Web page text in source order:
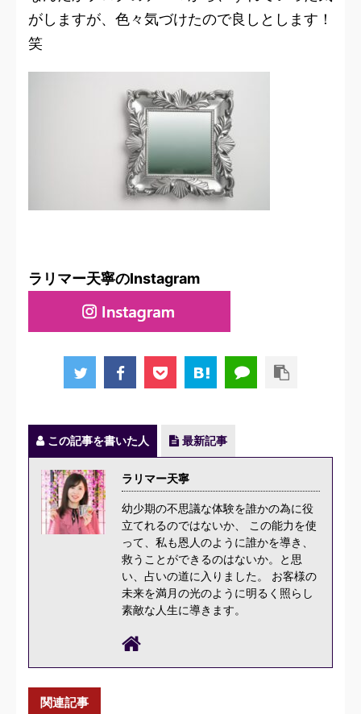
がしますが、色々気づけたので良しとします！
笑
ラリマー天寧のInstagram
この記事を書いた人 最新記事
ラリマー天寧
幼少期の不思議な体験を誰かの為に役
立てれるのではないか、 この能力を使
って、私も恩人のように誰かを導き、
救うことができるのはないか。と思
い、占いの道に入りました。 お客様の
未来を満月の光のように明るく照らし
素敵な人生に導きます。
関連記事